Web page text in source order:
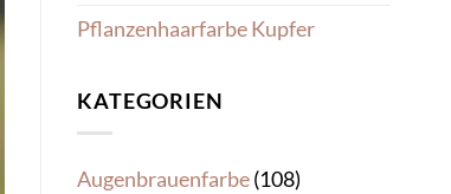
Pflanzenhaarfarbe Kupfer
KATEGORIEN
Augenbrauenfarbe(108)